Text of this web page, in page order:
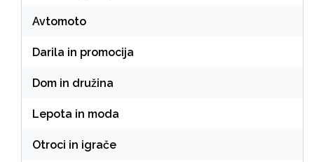
Avtomoto
Darila in promocija
Dom in družina
Lepota in moda
Otroci in igrače